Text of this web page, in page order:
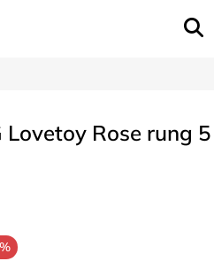
Rose rung